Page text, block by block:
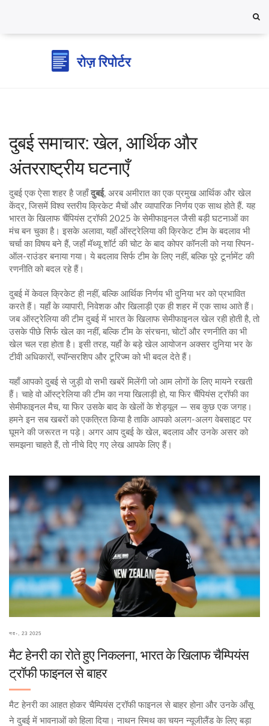
दुबई समाचार: खेल, आर्थिक और
अंतरराष्ट्रीय घटनाएँ
दुबई एक ऐसा शहर है जहाँ दुबई, अरब अमीरात का एक प्रमुख आर्थिक और खेल
केंद्र, जिसमें विश्व स्तरीय क्रिकेट मैचों और व्यापारिक निर्णय एक साथ होते हैं. यह
भारत के खिलाफ चैंपियंस ट्रॉफी 2025 के सेमीफाइनल जैसी बड़ी घटनाओं का
मंच बन चुका है। इसके अलावा, यहाँ ऑस्ट्रेलिया की क्रिकेट टीम के बदलाव भी
चर्चा का विषय बने हैं, जहाँ मॅथ्यू शॉर्ट की चोट के बाद कोपर कॉनली को नया स्पिन-
ऑल-राउंडर बनाया गया। ये बदलाव सिर्फ टीम के लिए नहीं, बल्कि पूरे टूर्नामेंट की
रणनीति को बदल रहे हैं।
दुबई में केवल क्रिकेट ही नहीं, बल्कि आर्थिक निर्णय भी दुनिया भर को प्रभावित
करते हैं। यहाँ के व्यापारी, निवेशक और खिलाड़ी एक ही शहर में एक साथ आते हैं।
जब ऑस्ट्रेलिया की टीम दुबई में भारत के खिलाफ सेमीफाइनल खेल रही होती है, तो
उसके पीछे सिर्फ खेल का नहीं, बल्कि टीम के संरचना, चोटों और रणनीति का भी
खेल चल रहा होता है। इसी तरह, यहाँ के बड़े खेल आयोजन अक्सर दुनिया भर के
टीवी अधिकारों, स्पॉन्सरशिप और टूरिज्म को भी बदल देते हैं।
यहाँ आपको दुबई से जुड़ी वो सभी खबरें मिलेंगी जो आम लोगों के लिए मायने रखती
हैं। चाहे वो ऑस्ट्रेलिया की टीम का नया खिलाड़ी हो, या फिर चैंपियंस ट्रॉफी का
सेमीफाइनल मैच, या फिर उसके बाद के खेलों के शेड्यूल — सब कुछ एक जगह।
हमने इन सब खबरों को एकत्रित किया है ताकि आपको अलग-अलग वेबसाइट पर
घूमने की जरूरत न पड़े। अगर आप दुबई के खेल, बदलाव और उनके असर को
समझना चाहते हैं, तो नीचे दिए गए लेख आपके लिए हैं।
नव॰, 23 2025
मैट हेनरी का रोते हुए निकलना, भारत के खिलाफ चैम्पियंस
ट्रॉफी फाइनल से बाहर
मैट हेनरी का आहत होकर चैम्पियंस ट्रॉफी फाइनल से बाहर होना और उनके आँसू
ने दुबई में भावनाओं को हिला दिया। नाथन स्मिथ का चयन न्यूजीलैंड के लिए बड़ा